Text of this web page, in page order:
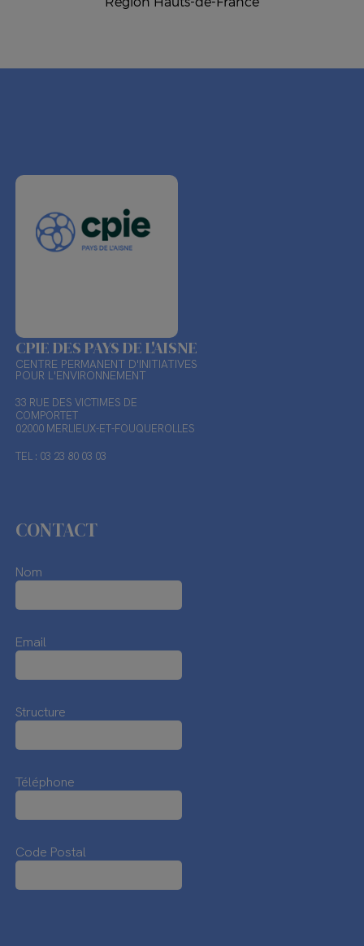
CPIE DES PAYS DE L'AISNE
CENTRE PERMANENT D'INITIATIVES
POUR L'ENVIRONNEMENT
33 RUE DES VICTIMES DE
COMPORTET
02000 MERLIEUX-ET-FOUQUEROLLES
TEL : 03 23 80 03 03
CONTACT
Nom
Email
Structure
Téléphone
Code Postal